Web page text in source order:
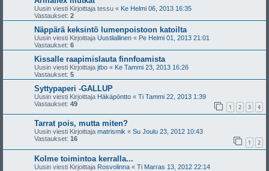
Uusin viesti Kirjoittaja tessu « Ke Helmi 06, 2013 16:35
Vastaukset: 2
Näppärä keksintö lumenpoistoon katoilta
Uusin viesti Kirjoittaja Uustilallinen « Pe Helmi 01, 2013 21:01
Vastaukset: 6
Kissalle raapimislauta finnfoamista
Uusin viesti Kirjoittaja jtbo « Ke Tammi 23, 2013 16:26
Vastaukset: 5
Syttypaperi -GALLUP
Uusin viesti Kirjoittaja Häkäpöntto « Ti Tammi 22, 2013 1:39
Vastaukset: 49 1 2 3 4
Tarrat pois, mutta miten?
Uusin viesti Kirjoittaja matrismik « Su Joulu 23, 2012 10:43
Vastaukset: 16 1 2
Kolme toimintoa kerralla...
Uusin viesti Kirjoittaja Rosvolinna « Ti Marras 13, 2012 22:14